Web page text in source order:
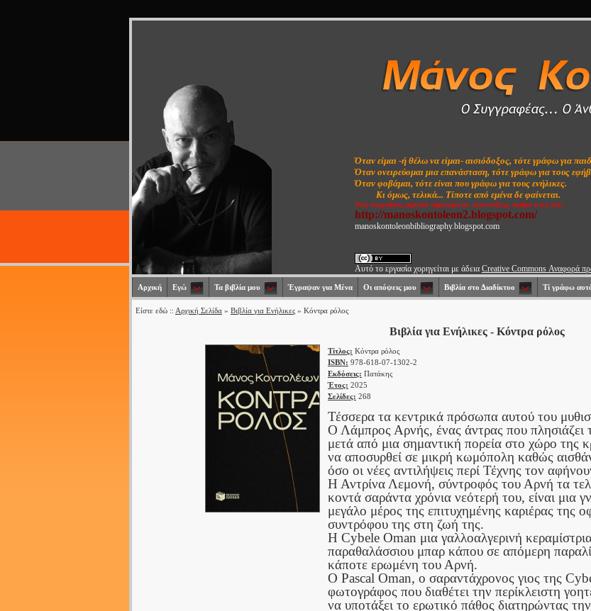
Όταν είμαι -ή θέλω να είμαι- αισιόδοξος, τότε γράφω για
Όταν ονειρεύομαι μια επανάσταση, τότε γράφω για τους
Όταν φοβάμαι, τότε είναι που γράφω για τους ενήλικες.
Κι όμως, τελικά... Τίποτε από εμένα δε φαίνεται.
Νέες αναρτήσεις (κριτικά σημειώματα, συνεντεύξεις, άρθρα κ.α.) στα:
http://manoskontoleon2.blogspot.com/
manoskontoleonbibliography.blogspot.com
Αυτό το εργασία χορηγείται με άδεια Creative Commons Αναφορά
Αρχική Εγώ Τα βιβλία μου Έγραψαν για Μένα Οι απόψεις μου Βιβλία στο Διαδίκτυο Τί γράφω
Είστε εδώ :: Αρχική Σελίδα » Βιβλία για Ενήλικες » Κόντρα ρόλος
Βιβλία για Ενήλικες - Κόντρα ρόλος
Τίτλος: Κόντρα ρόλος
ISBN: 978-618-07-1302-2
Εκδόσεις: Πατάκης
Έτος: 2025
Σελίδες: 268
Τέσσερα τα κεντρικά πρόσωπα αυτού του
Ο Λάμπρος Αρνής, ένας άντρας που πλησιάζει
μετά από μια σημαντική πορεία στο χώρο της
να αποσυρθεί σε μικρή κωμόπολη καθώς
όσο οι νέες αντιλήψεις περί Τέχνης τον
Η Αντρίνα Λεμονή, σύντροφός του Αρνή τα
κοντά σαράντα χρόνια νεότερή του, είναι μια
μεγάλο μέρος της επιτυχημένης καριέρας της
συντρόφου της στη ζωή της.
Η Cybele Oman μια γαλλοαλγερινή
παραθαλάσσιου μπαρ κάπου σε απόμερη
κάποτε ερωμένη του Αρνή.
O Pascal Oman, ο σαραντάχρονος γιος της
φωτογράφος που διαθέτει την περίκλειστη
να υποτάξει το ερωτικό πάθος διατηρώντας